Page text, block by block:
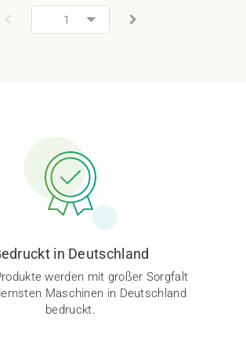
in Deutschland
werden mit großer Sorgfalt
Maschinen in Deutschland
bedruckt.